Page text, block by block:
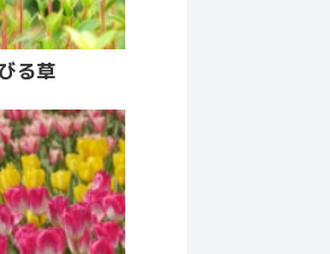
る草